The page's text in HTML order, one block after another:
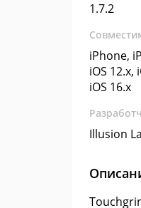
1.7.2
iPhone,
iOS 12.x,
iOS 16.x
Illusion